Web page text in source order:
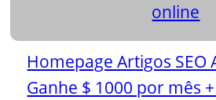
online
Homepage Artigos SEO
Ganhe $ 1000 por mês